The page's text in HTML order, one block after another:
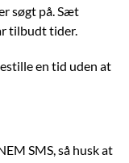
søgt på. Sæt
tilbudt tider.
en tid uden at
SMS, så husk at